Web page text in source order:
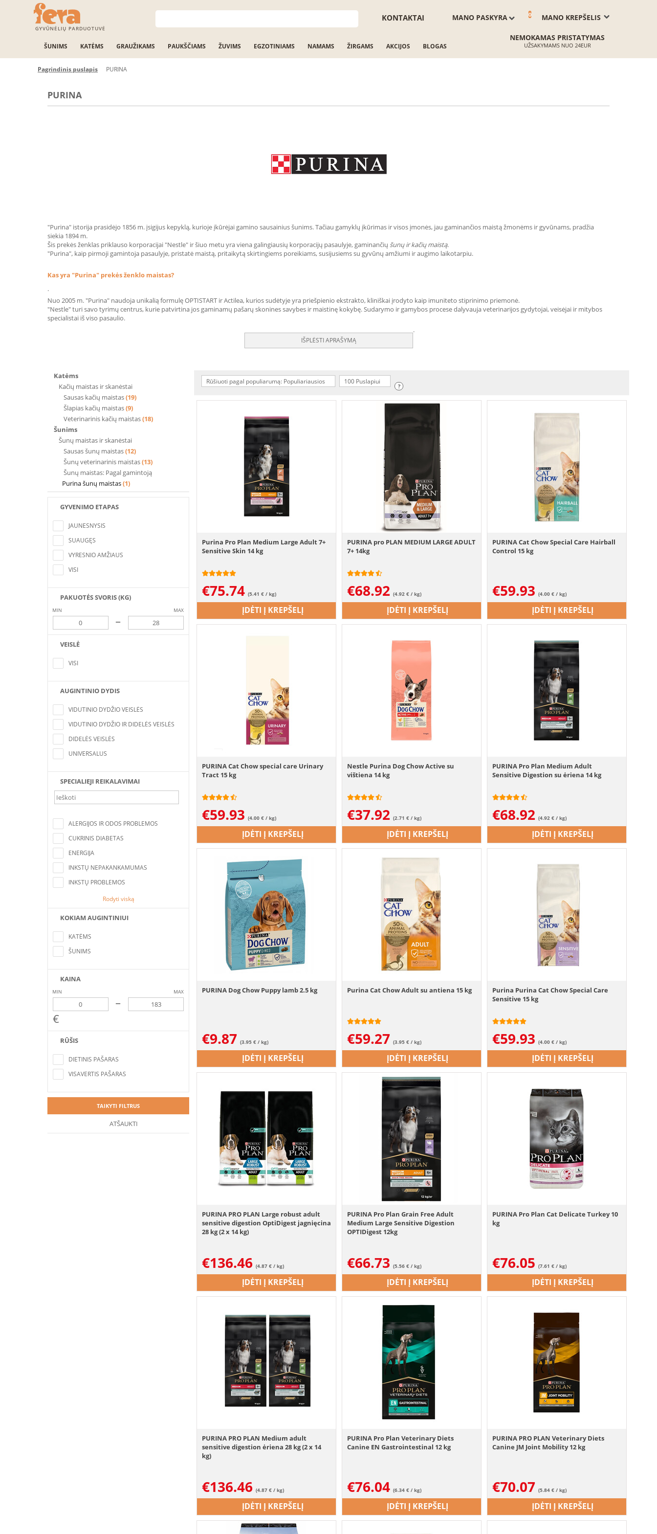
GYVŪNĖLIŲ PARDUOTUVĖ
MANO KREPŠELIS
0
MANO PASKYRA
KONTAKTAI
ŠUNIMS KATĖMS GRAUŽIKAMS PAUKŠČIAMS ŽUVIMS EGZOTINIAMS NAMAMS ŽIRGAMS AKCIJOS BLOGAS
NEMOKAMAS PRISTATYMAS
UŽSAKYMAMS NUO 24EUR
Pagrindinis puslapis PURINA
PURINA
"Purina" istorija prasidėjo 1856 m. įsigijus kepyklą, kurioje įkūrėjai gamino sausainius šunims. Tačiau gamyklų įkūrimas ir visos įmonės, jau gaminančios maistą žmonėms ir gyvūnams, pradžia
siekia 1894 m.
Šis prekės ženklas priklauso korporacijai "Nestle" ir šiuo metu yra viena galingiausių korporacijų pasaulyje, gaminančių šunų ir kačių maistą.
"Purina", kaip pirmoji gamintoja pasaulyje, pristatė maistą, pritaikytą skirtingiems poreikiams, susijusiems su gyvūnų amžiumi ir augimo laikotarpiu.
Kas yra "Purina" prekės ženklo maistas?
.
Nuo 2005 m. "Purina" naudoja unikalią formulę OPTISTART ir Actilea, kurios sudėtyje yra priešpienio ekstrakto, kliniškai įrodyto kaip imuniteto stiprinimo priemonė.
"Nestle" turi savo tyrimų centrus, kurie patvirtina jos gaminamų pašarų skonines savybes ir maistinę kokybę. Sudarymo ir gamybos procese dalyvauja veterinarijos gydytojai, veisėjai ir mitybos
specialistai iš viso pasaulio.
IŠPLĖSTI APRAŠYMĄ
.
Katėms
Kačių maistas ir skanėstai
Sausas kačių maistas(19)
Šlapias kačių maistas(9)
Veterinarinis kačių maistas(18)
Šunims
Šunų maistas ir skanėstai
Sausas šunų maistas(12)
Šunų veterinarinis maistas(13)
Šunų maistas: Pagal gamintoją
Purina šunų maistas(1)
GYVENIMO ETAPAS
JAUNESNYSIS
SUAUGĘS
VYRESNIO AMŽIAUS
VISI
PAKUOTĖS SVORIS (KG)
MIN MAX
–
VEISLĖ
VISI
AUGINTINIO DYDIS
kriterijus
VIDUTINIO DYDŽIO VEISLĖS
VIDUTINIO DYDŽIO IR DIDELĖS VEISLĖS
DIDELĖS VEISLĖS
UNIVERSALUS
SPECIALIEJI REIKALAVIMAI
kriterijus
ALERGIJOS IR ODOS PROBLEMOS
CUKRINIS DIABETAS
ENERGIJA
INKSTŲ NEPAKANKAMUMAS
INKSTŲ PROBLEMOS
Rodyti viską
KOKIAM AUGINTINIUI
KATĖMS
ŠUNIMS
KAINA
MIN MAX
–
€
RŪŠIS
kriterijus
DIETINIS PAŠARAS
VISAVERTIS PAŠARAS
TAIKYTI FILTRUS
ATŠAUKTI
Rūšiuoti pagal populiarumą: Populiariausios 100 Puslapiui
?
Purina Pro Plan Medium Large Adult 7+
Sensitive Skin 14 kg
€75.74 (5.41 € / kg)
ĮDĖTI Į KREPŠELĮ
PURINA pro PLAN MEDIUM LARGE ADULT
7+ 14kg
€68.92 (4.92 € / kg)
ĮDĖTI Į KREPŠELĮ
PURINA Cat Chow Special Care Hairball
Control 15 kg
€59.93 (4.00 € / kg)
ĮDĖTI Į KREPŠELĮ
PURINA Cat Chow special care Urinary
Tract 15 kg
€59.93 (4.00 € / kg)
ĮDĖTI Į KREPŠELĮ
Nestle Purina Dog Chow Active su
vištiena 14 kg
€37.92 (2.71 € / kg)
ĮDĖTI Į KREPŠELĮ
PURINA Pro Plan Medium Adult
Sensitive Digestion su ėriena 14 kg
€68.92 (4.92 € / kg)
ĮDĖTI Į KREPŠELĮ
PURINA Dog Chow Puppy lamb 2.5 kg
€9.87 (3.95 € / kg)
ĮDĖTI Į KREPŠELĮ
Purina Cat Chow Adult su antiena 15 kg
€59.27 (3.95 € / kg)
ĮDĖTI Į KREPŠELĮ
Purina Purina Cat Chow Special Care
Sensitive 15 kg
€59.93 (4.00 € / kg)
ĮDĖTI Į KREPŠELĮ
PURINA PRO PLAN Large robust adult
sensitive digestion OptiDigest jagnięcina
28 kg (2 x 14 kg)
€136.46 (4.87 € / kg)
ĮDĖTI Į KREPŠELĮ
PURINA Pro Plan Grain Free Adult
Medium Large Sensitive Digestion
OPTIDigest 12kg
€66.73 (5.56 € / kg)
ĮDĖTI Į KREPŠELĮ
PURINA Pro Plan Cat Delicate Turkey 10
kg
€76.05 (7.61 € / kg)
ĮDĖTI Į KREPŠELĮ
PURINA PRO PLAN Medium adult
sensitive digestion ėriena 28 kg (2 x 14
kg)
€136.46 (4.87 € / kg)
ĮDĖTI Į KREPŠELĮ
PURINA Pro Plan Veterinary Diets
Canine EN Gastrointestinal 12 kg
€76.04 (6.34 € / kg)
ĮDĖTI Į KREPŠELĮ
PURINA PRO PLAN Veterinary Diets
Canine JM Joint Mobility 12 kg
€70.07 (5.84 € / kg)
ĮDĖTI Į KREPŠELĮ